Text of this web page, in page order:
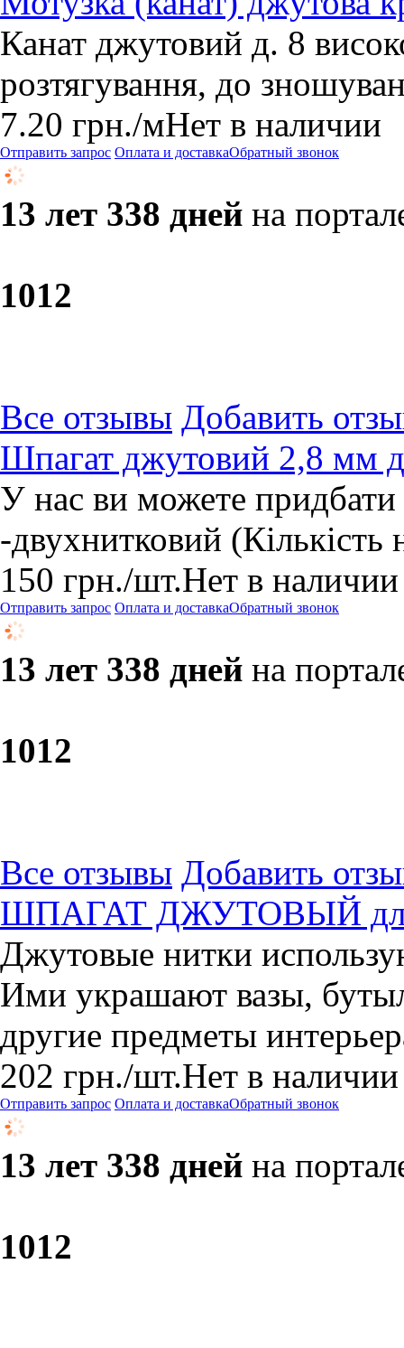
Канат джутовий д. 8
розтягування, до
7.20 грн./мНет в наличии
Отправить запрос Оплата и доставкаОбратный звонок
13 лет 338 дней на
1012
Все отзывы Добавить
Шпагат джутовий 2,8 мм
У нас ви можете
-двухнитковий
150 грн./шт.Нет в наличии
Отправить запрос Оплата и доставкаОбратный звонок
13 лет 338 дней на
1012
Все отзывы Добавить
ШПАГАТ ДЖУТОВЫЙ для
Джутовые нитки
Ими украшают вазы,
другие предметы
202 грн./шт.Нет в наличии
Отправить запрос Оплата и доставкаОбратный звонок
13 лет 338 дней на
1012